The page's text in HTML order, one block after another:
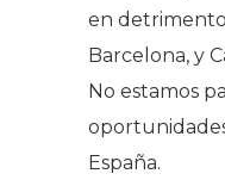
en
Barcelona, y
No estamos
España.